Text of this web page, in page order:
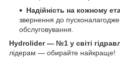
Надійність на кожному
звернення до
обслуговування.
Hydrolider — №1 у світі
лідерам — обирайте найкраще!